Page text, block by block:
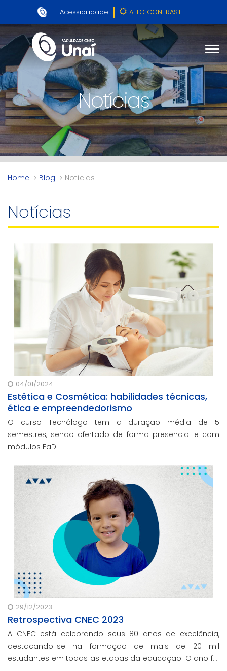
Acessibilidade ALTO CONTRASTE
Notícias
Home Blog Notícias
Notícias
04/01/2024
Estética e Cosmética: habilidades técnicas,
ética e empreendedorismo
O curso Tecnólogo tem a duração média de 5
semestres, sendo ofertado de forma presencial e com
módulos EaD.
29/12/2023
Retrospectiva CNEC 2023
A CNEC está celebrando seus 80 anos de excelência,
destacando-se na formação de mais de 20 mil
estudantes em todas as etapas da educação. O ano foi